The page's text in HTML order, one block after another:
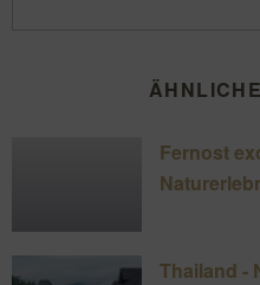
Fernost
Thailand -